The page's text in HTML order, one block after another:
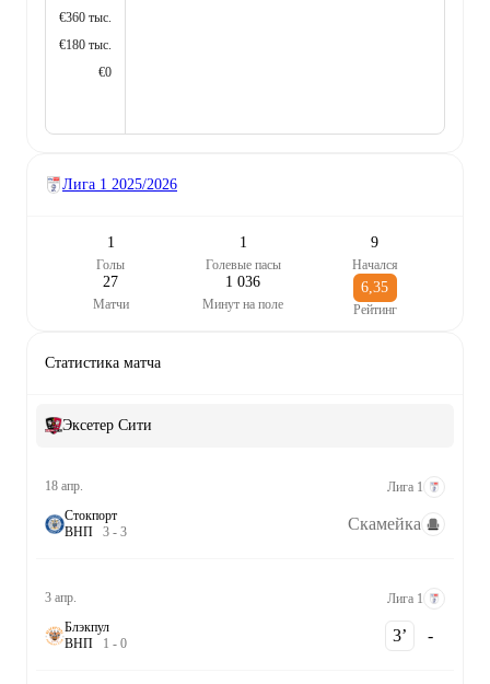
€360 тыс.
€180 тыс.
€0
Лига 1 2025/2026
1
Голы
1
Голевые пасы
9
Начался
27
Матчи
1 036
Минут на поле
6,35
Рейтинг
Статистика матча
Эксетер Сити
18 апр.
Лига 1
Стокпорт
ВНП 3 - 3 Скамейка
3 апр.
Лига 1
Блэкпул
ВНП 1 - 0 3‎’‎ -